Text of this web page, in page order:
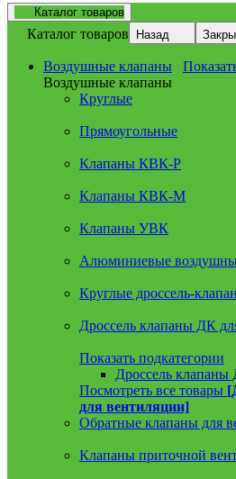
Каталог товаров
Каталог товаров Назад
Воздушные клапаны
Воздушные клапаны
Круглые
Прямоугольные
Клапаны КВК-Р
Клапаны КВК-М
Клапаны УВК
Алюминиевые
Круглые дроссель-
Дроссель клапаны ДК
Показать подкатегории
Дроссель
Посмотреть все товары
для вентиляции]
Обратные клапаны для
Клапаны приточной